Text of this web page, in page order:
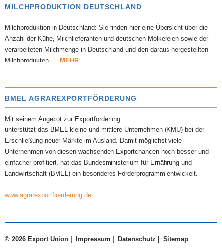
MILCHPRODUKTION DEUTSCHLAND
Milchproduktion in Deutschland: Sie finden hier eine Übersicht über die
Anzahl der Kühe, Milchlieferanten und deutschen Molkereien sowie der
verarbeiteten Milchmenge in Deutschland und den daraus hergestellten
Milchprodukten.
MEHR
BMEL AGRAREXPORTFÖRDERUNG
Mit seinem Angebot zur Exportförderung
unterstützt das BMEL kleine und mittlere Unternehmen (KMU) bei der
Erschließung neuer Märkte im Ausland. Damit möglichst viele
Unternehmen von diesen wachsenden Exportchancen noch besser und
einfacher profitiert, hat das Bundesministerium für Ernährung und
Landwirtschaft (BMEL) ein besonderes Förderprogramm entwickelt.
www.agrarexportfoerderung.de
© 2026 Export Union | Impressum Datenschutz Sitemap